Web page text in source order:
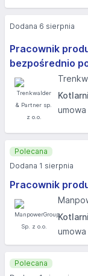
Pracownik
bezpośrednio
Dodana 6 sierpnia
Pracownik
Polecana
Dodana 1 sierpnia
Polecana